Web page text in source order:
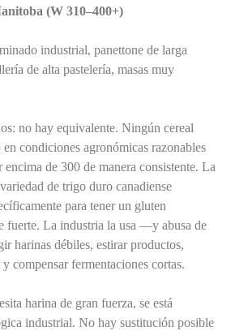
(W 310–400+)
industrial, panettone de larga
de alta pastelería, masas muy
no hay equivalente. Ningún cereal
condiciones agronómicas razonables
de 300 de manera consistente. La
de trigo duro canadiense
para tener un gluten
fuerte. La industria la usa —y abusa de
harinas débiles, estirar productos,
compensar fermentaciones cortas.
harina de gran fuerza, se está
industrial. No hay sustitución posible